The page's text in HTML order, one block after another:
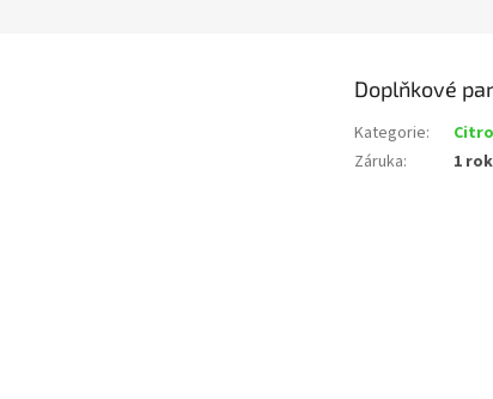
Doplňkové
Kategorie:
Záruka: 1 rok